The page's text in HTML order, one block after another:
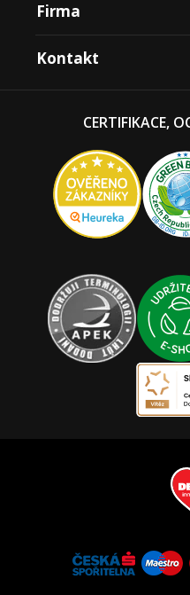
Firma
Kontakt
CERTIFIKACE,